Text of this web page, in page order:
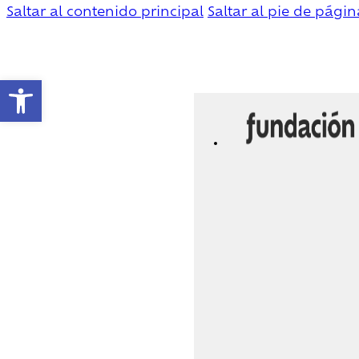
Abrir barra de herramientas
Saltar al contenido principal Saltar al pie de